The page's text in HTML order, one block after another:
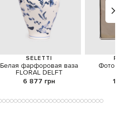
SELETTI
Белая фарфоровая ваза
FLORAL DELFT
6 877 грн 1